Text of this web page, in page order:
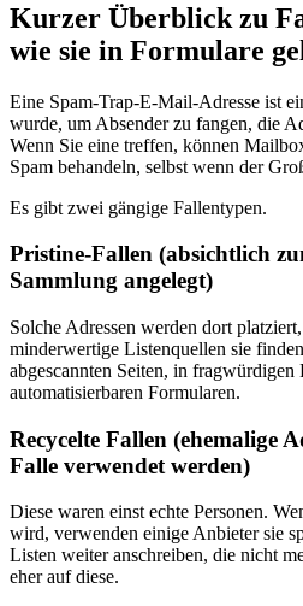
Kurzer Überblick zu
wie sie in Formulare
Eine Spam‑Trap‑E‑Mail‑Adresse ist
wurde, um Absender zu fangen, die
Wenn Sie eine treffen, können
Spam behandeln, selbst wenn der
Es gibt zwei gängige Fallentypen.
Pristine‑Fallen (absichtlich
Sammlung angelegt)
Solche Adressen werden dort
minderwertige Listenquellen sie
abgescannten Seiten, in
automatisierbaren Formularen.
Recycelte Fallen (ehemalige
Falle verwendet werden)
Diese waren einst echte Personen.
wird, verwenden einige Anbieter sie
Listen weiter anschreiben, die nicht
eher auf diese.